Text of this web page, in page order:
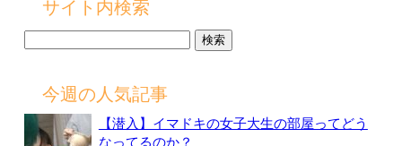
サイト内検索
今週の人気記事
【潜入】イマドキの女子大生の部屋ってどう
なってるのか？